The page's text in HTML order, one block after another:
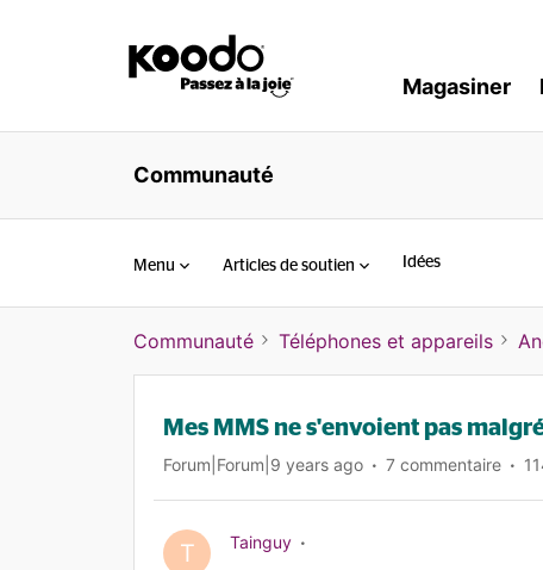
Magasiner
Communauté
Menu Articles de soutien Idées
Communauté Téléphones et appareils
Mes MMS ne s'envoient pas
Forum|Forum|9 years ago 7 commentaire
T Tainguy